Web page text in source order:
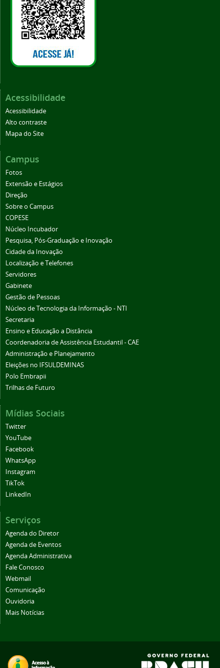
Acessibilidade
Acessibilidade
Alto contraste
Mapa do Site
Campus
Fotos
Extensão e Estágios
Direção
Sobre o Campus
COPESE
Núcleo Incubador
Pesquisa, Pós-Graduação e Inovação
Cidade da Inovação
Localização e Telefones
Servidores
Gabinete
Gestão de Pessoas
Núcleo de Tecnologia da Informação - NTI
Secretaria
Ensino e Educação a Distância
Coordenadoria de Assistência Estudantil - CAE
Administração e Planejamento
Eleições no IFSULDEMINAS
Polo Embrapii
Trilhas de Futuro
Mídias Sociais
Twitter
YouTube
Facebook
WhatsApp
Instagram
TikTok
LinkedIn
Serviços
Agenda do Diretor
Agenda de Eventos
Agenda Administrativa
Fale Conosco
Webmail
Comunicação
Ouvidoria
Mais Notícias